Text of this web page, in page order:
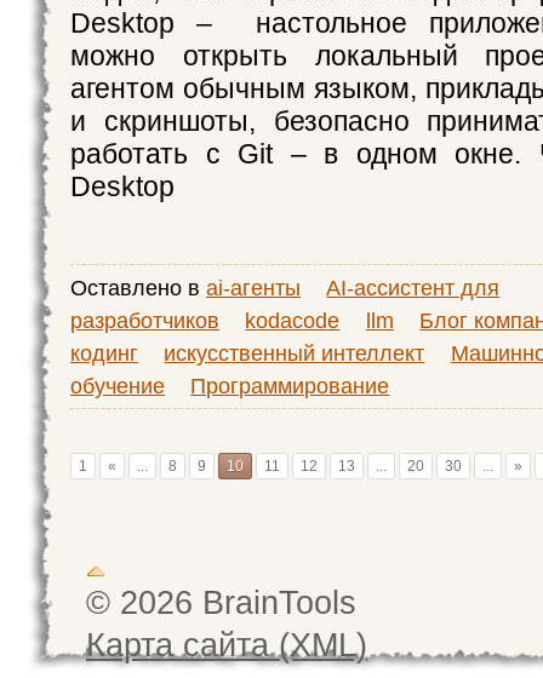
Desktop – настольное
можно открыть локальный
агентом обычным языком,
и скриншоты, безопасно
работать с Git – в одном окне.
Desktop
Оставлено в ai-агенты
AI-ассистент для
разработчиков
kodacode llm
Блог
кодинг
искусственный интеллект
обучение
Программирование
1 « ... 8 9 10 11 12 13 ... 20 30 ... »
© 2026 BrainTools
Карта сайта (XML)